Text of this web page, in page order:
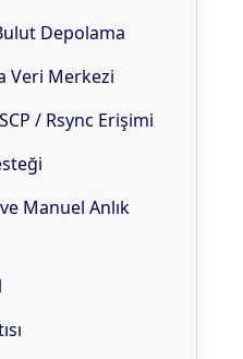
Depolama
Veri Merkezi
/ Rsync Erişimi
Manuel Anlık